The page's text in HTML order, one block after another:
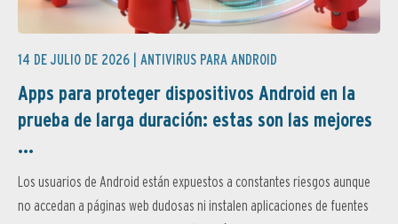
14 DE JULIO DE 2026 | ANTIVIRUS PARA ANDROID
Apps para proteger dispositivos Android en la
prueba de larga duración: estas son las mejores
...
Los usuarios de Android están expuestos a constantes riesgos aunque
no accedan a páginas web dudosas ni instalen aplicaciones de fuentes